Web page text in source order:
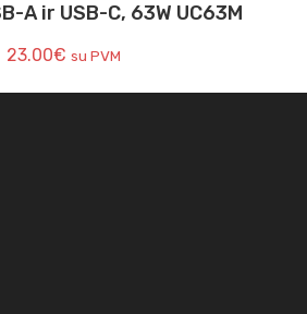
A ir USB-C, 63W UC63M
23.00€ su PVM